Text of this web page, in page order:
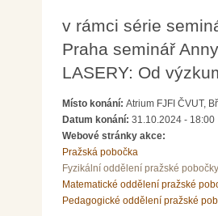
v rámci série
Praha seminář
LASERY: Od
Místo konání: Atrium FJFI ČVUT,
Datum konání: 31.10.2024 - 18:00
Webové stránky akce:
Pražská pobočka
Fyzikální oddělení pražské pobočky
Matematické oddělení pražské
Pedagogické oddělení pražské